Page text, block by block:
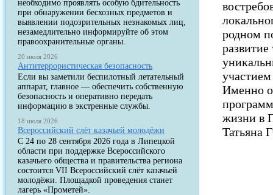
необходимо проявлять особую бдительность
при обнаружении бесхозных предметов и
выявлении подозрительных незнакомых лиц,
незамедлительно информируйте об этом
правоохранительные органы.
20 июля 2026
Антитеррористическая безопасность
Если вы заметили беспилотный летательный
аппарат, главное — обеспечить собственную
безопасность и оперативно передать
информацию в экстренные службы.
18 июля 2026
Всероссийский слёт казачьей молодёжи
С 24 по 28 сентября 2026 года в Липецкой
области при поддержке Всероссийского
казачьего общества и правительства региона
состоится VII Всероссийский слёт казачьей
молодёжи. Площадкой проведения станет
лагерь «Прометей».
родном
Именно
жизни в